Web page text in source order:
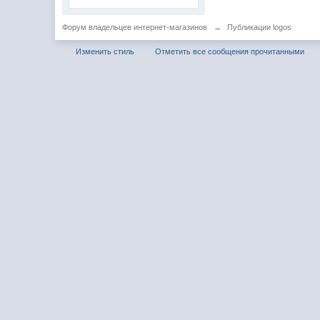
Форум владельцев интернет-магазинов → Публикации logos
Изменить стиль Отметить все сообщения прочитанными